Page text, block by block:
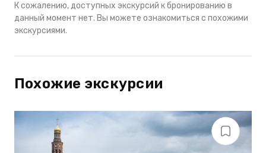
К сожалению, доступных экскурсий к бронированию в
данный момент нет. Вы можете ознакомиться с похожими
экскурсиями.
Похожие экскурсии